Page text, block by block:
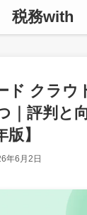
税務with
ド クラウ
｜評判と
】
年6月2日